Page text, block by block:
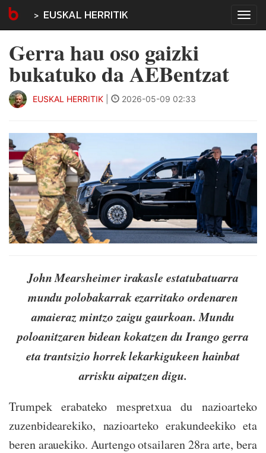
EUSKAL HERRITIK
Gerra hau oso gaizki
bukatuko da AEBentzat
EUSKAL HERRITIK 2026-05-09 02:33
John Mearsheimer irakasle estatubatuarra
mundu polobakarrak ezarritako ordenaren
amaieraz mintzo zaigu gaurkoan. Mundu
poloanitzaren bidean kokatzen du Irango gerra
eta trantsizio horrek lekarkigukeen hainbat
arrisku aipatzen digu.
Trumpek erabateko mespretxua du nazioarteko
zuzenbidearekiko, nazioarteko erakundeekiko eta
beren arauekiko. Aurtengo otsailaren 28ra arte, bera